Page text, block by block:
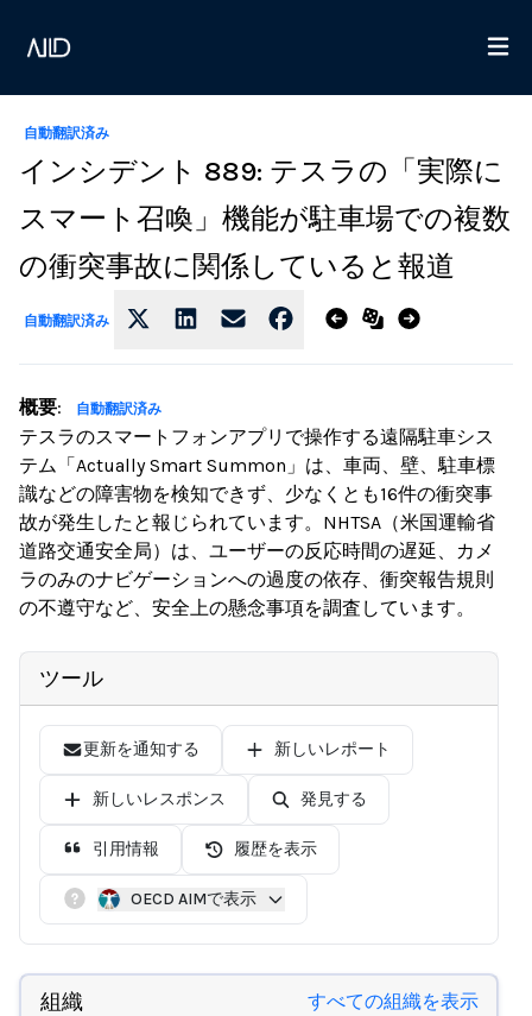
自動翻訳済み
インシデント 889: テスラの「実際に
スマート召喚」機能が駐車場での複数
の衝突事故に関係していると報道
自動翻訳済み
概要: 自動翻訳済み
テスラのスマートフォンアプリで操作する遠隔駐車シス
テム「Actually Smart Summon」は、車両、壁、駐車標
識などの障害物を検知できず、少なくとも16件の衝突事
故が発生したと報じられています。NHTSA（米国運輸省
道路交通安全局）は、ユーザーの反応時間の遅延、カメ
ラのみのナビゲーションへの過度の依存、衝突報告規則
の不遵守など、安全上の懸念事項を調査しています。
ツール
更新を通知する 新しいレポート
新しいレスポンス 発見する
引用情報 履歴を表示
OECD AIMで表示
組織 すべての組織を表示